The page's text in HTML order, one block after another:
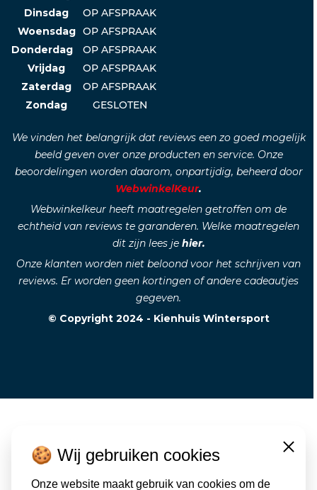
Dinsdag
OP AFSPRAAK
Woensdag OP AFSPRAAK
Donderdag
OP AFSPRAAK
Vrijdag
OP AFSPRAAK
Zaterdag
OP AFSPRAAK
Zondag
GESLOTEN
We vinden het belangrijk dat reviews een zo goed mogelijk
beeld geven over onze producten en service. Onze
beoordelingen worden daarom, onpartijdig, beheerd door
WebwinkelKeur.
Webwinkelkeur heeft maatregelen getroffen om de
echtheid van reviews te garanderen. Welke maatregelen
dit zijn lees je hier.
Onze klanten worden niet beloond voor het schrijven van
reviews. Er worden geen kortingen of andere cadeautjes
gegeven.
© Copyright 2024 - Kienhuis Wintersport
🍪 Wij gebruiken cookies
Onze website maakt gebruik van cookies om de
Close